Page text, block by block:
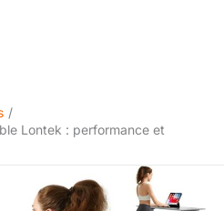
Lontek : performance et